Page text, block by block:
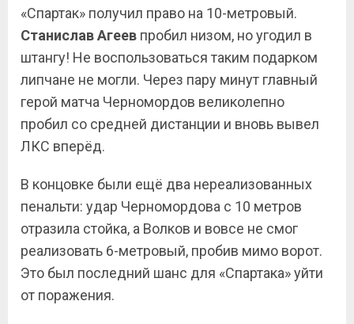
«Спартак» получил право на 10-метровый.
СтаниславАгеев пробил низом, но угодил в
штангу! Не воспользоваться таким подарком
липчане не могли. Через пару минут главный
герой матча Черномордов великолепно
пробил со средней дистанции и вновь вывел
ЛКС вперёд.
В концовке были ещё два нереализованных
пенальти: удар Черномордова с 10 метров
отразила стойка, а Волков и вовсе не смог
реализовать 6-метровый, пробив мимо ворот.
Это был последний шанс для «Спартака» уйти
от поражения.